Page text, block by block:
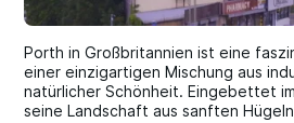
Porth in Großbritannien ist eine
einer einzigartigen Mischung aus
natürlicher Schönheit. Eingebettet
seine Landschaft aus sanften